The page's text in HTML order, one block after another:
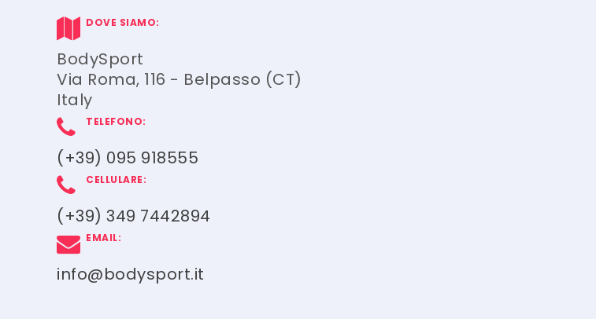
DOVE SIAMO:
BodySport
Via Roma, 116 - Belpasso (CT)
Italy
TELEFONO:
(+39) 095 918555
CELLULARE:
(+39) 349 7442894
EMAIL:
info@bodysport.it